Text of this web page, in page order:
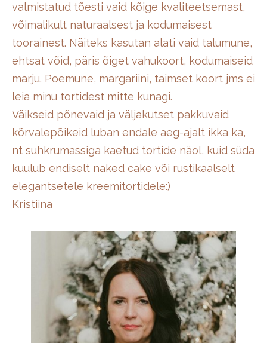
valmistatud tõesti vaid kõige kvaliteetsemast,
võimalikult naturaalsest ja kodumaisest
toorainest. Näiteks kasutan alati vaid talumune,
ehtsat võid, päris õiget vahukoort, kodumaiseid
marju. Poemune, margariini, taimset koort jms ei
leia minu tortidest mitte kunagi.
Väikseid põnevaid ja väljakutset pakkuvaid
kõrvalepõikeid luban endale aeg-ajalt ikka ka,
nt suhkrumassiga kaetud tortide näol, kuid süda
kuulub endiselt naked cake või rustikaalselt
elegantsetele kreemitortidele:)
Kristiina